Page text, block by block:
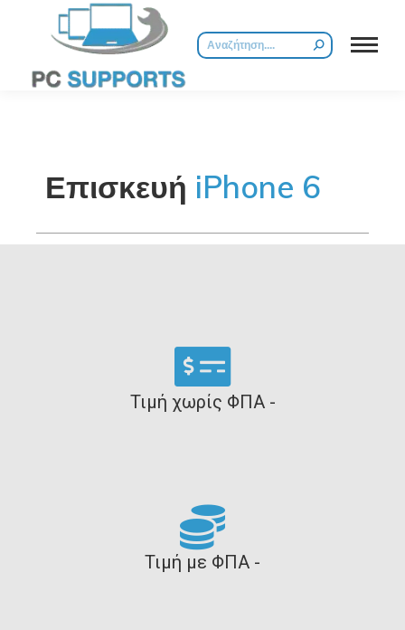
Επισκευή iPhone 6
Τιμή χωρίς ΦΠΑ -
Τιμή με ΦΠΑ -